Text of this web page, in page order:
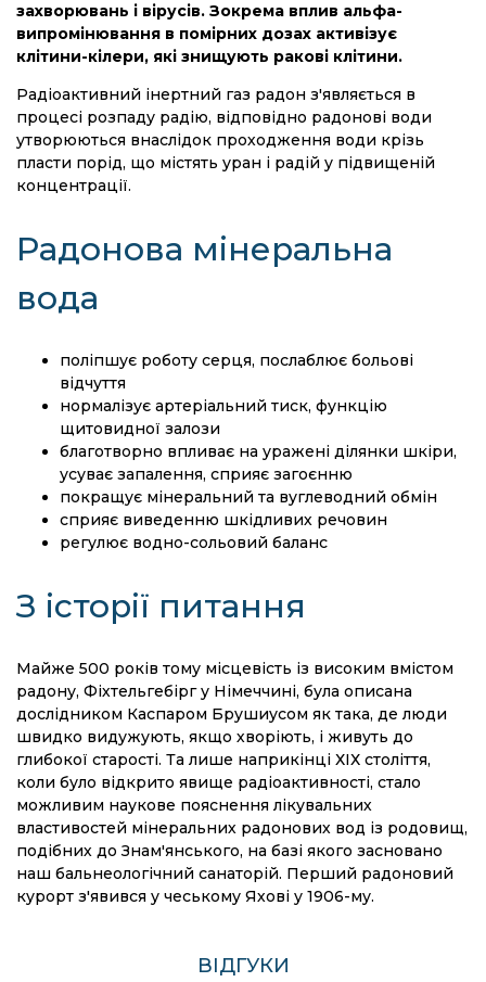
захворювань і вірусів. Зокрема вплив альфа-
випромінювання в помірних дозах активізує
клітини-кілери, які знищують ракові клітини.
Радіоактивний інертний газ радон з'являється в
процесі розпаду радію, відповідно радонові води
утворюються внаслідок проходження води крізь
пласти порід, що містять уран і радій у підвищеній
концентрації.
Радонова мінеральна
вода
поліпшує роботу серця, послаблює больові
відчуття
нормалізує артеріальний тиск, функцію
щитовидної залози
благотворно впливає на уражені ділянки шкіри,
усуває запалення, сприяє загоєнню
покращує мінеральний та вуглеводний обмін
сприяє виведенню шкідливих речовин
регулює водно-сольовий баланс
З історії питання
Майже 500 років тому місцевість із високим вмістом
радону, Фіхтельгебірг у Німеччині, була описана
дослідником Каспаром Брушиусом як така, де люди
швидко видужують, якщо хворіють, і живуть до
глибокої старості. Та лише наприкінці ХІХ століття,
коли було відкрито явище радіоактивності, стало
можливим наукове пояснення лікувальних
властивостей мінеральних радонових вод із родовищ,
подібних до Знам'янського, на базі якого засновано
наш бальнеологічний санаторій. Перший радоновий
курорт з'явився у чеському Яхові у 1906-му.
ВІДГУКИ